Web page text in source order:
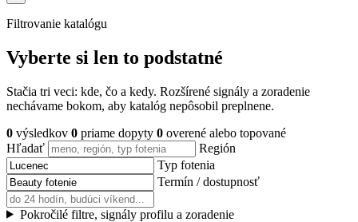
Filtrovanie katalógu
Vyberte si len to podstatné
Stačia tri veci: kde, čo a kedy. Rozšírené signály a zoradenie
nechávame bokom, aby katalóg nepôsobil preplnene.
0 výsledkov 0 priame dopyty 0 overené alebo topované
Hľadať
Región
Typ fotenia
Termín / dostupnosť
Pokročilé filtre, signály profilu a zoradenie